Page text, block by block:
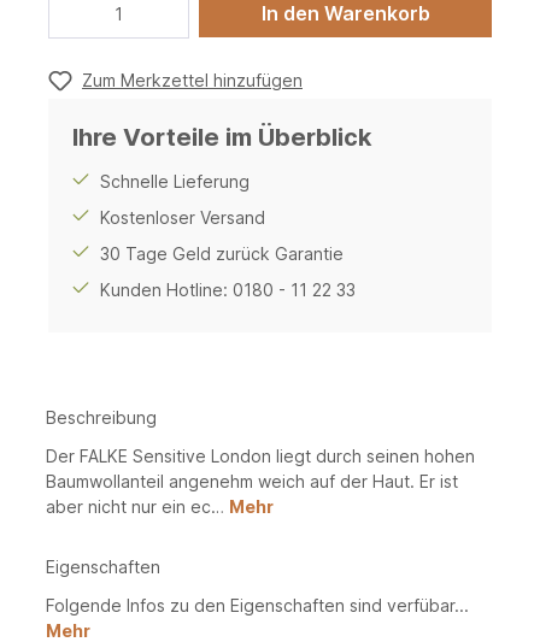
In den Warenkorb
Zum Merkzettel hinzufügen
Ihre Vorteile im Überblick
Schnelle Lieferung
Kostenloser Versand
30 Tage Geld zurück Garantie
Kunden Hotline: 0180 - 11 22 33
Beschreibung
Der FALKE Sensitive London liegt durch seinen hohen
Baumwollanteil angenehm weich auf der Haut. Er ist
aber nicht nur ein ec… Mehr
Eigenschaften
Folgende Infos zu den Eigenschaften sind verfübar...
Mehr